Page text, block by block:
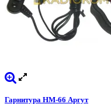
Гарнитура HM-66 Аргут